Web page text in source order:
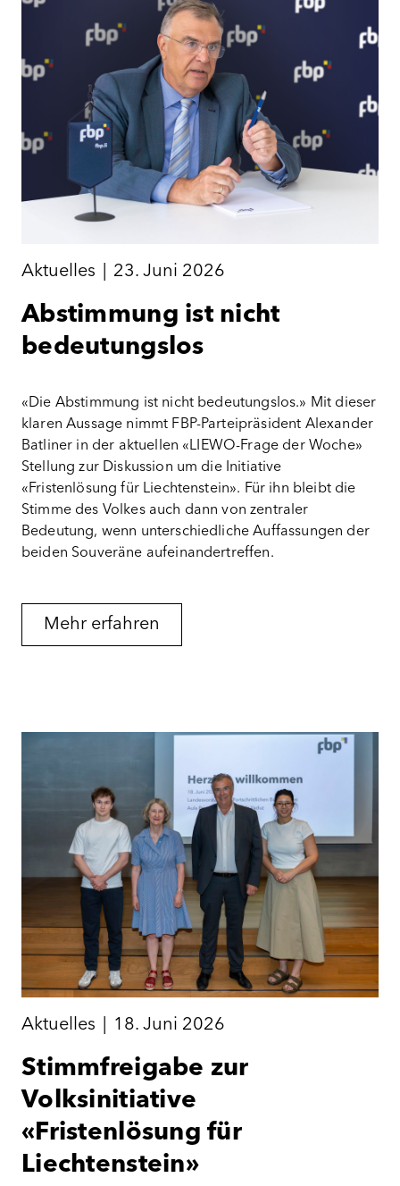
Aktuelles 23. Juni 2026
Abstimmung ist nicht
bedeutungslos
«Die Abstimmung ist nicht bedeutungslos.» Mit dieser
klaren Aussage nimmt FBP-Parteipräsident Alexander
Batliner in der aktuellen «LIEWO-Frage der Woche»
Stellung zur Diskussion um die Initiative
«Fristenlösung für Liechtenstein». Für ihn bleibt die
Stimme des Volkes auch dann von zentraler
Bedeutung, wenn unterschiedliche Auffassungen der
beiden Souveräne aufeinandertreffen.
Mehr erfahren
Aktuelles 18. Juni 2026
Stimmfreigabe zur
Volksinitiative
«Fristenlösung für
Liechtenstein»